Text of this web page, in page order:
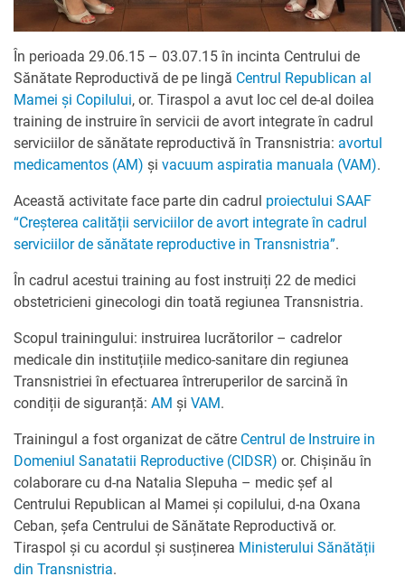
În perioada 29.06.15 – 03.07.15 în incinta Centrului de
Sănătate Reproductivă de pe lingă Centrul Republican al
Mamei și Copilului, or. Tiraspol a avut loc cel de-al doilea
training de instruire în servicii de avort integrate în cadrul
serviciilor de sănătate reproductivă în Transnistria: avortul
medicamentos (AM) și vacuum aspiratia manuala (VAM).
Această activitate face parte din cadrul proiectului SAAF
“Creșterea calității serviciilor de avort integrate în cadrul
serviciilor de sănătate reproductive in Transnistria”.
În cadrul acestui training au fost instruiți 22 de medici
obstetricieni ginecologi din toată regiunea Transnistria.
Scopul trainingului: instruirea lucrătorilor – cadrelor
medicale din instituțiile medico-sanitare din regiunea
Transnistriei în efectuarea întreruperilor de sarcină în
condiții de siguranță: AM și VAM.
Trainingul a fost organizat de către Centrul de Instruire in
Domeniul Sanatatii Reproductive (CIDSR) or. Chișinău în
colaborare cu d-na Natalia Slepuha – medic șef al
Centrului Republican al Mamei și copilului, d-na Oxana
Ceban, șefa Centrului de Sănătate Reproductivă or.
Tiraspol și cu acordul și susținerea Ministerului Sănătății
din Transnistria.